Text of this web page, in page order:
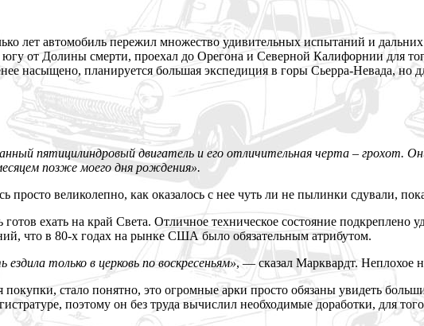
лет автомобиль пережил множество удивительных испытаний и
от Долины смерти, проехал до Орегона и Северной Калифорнии для
насыщено, планируется большая экспедиция в горы Сьерра-Невада, но
пятицилиндровый двигатель и его отличительная черта – грохот.
позже моего дня рождения».
великолепно, как оказалось с нее чуть ли не пылинки сдували,
ехать на край Света. Отличное техническое состояние
что в 80-х годах на рынке США было обязательным атрибутом.
только в церковь по воскресеньям», — сказал Марквардт. Неплохое
стало понятно, это огромные арки просто обязаны увидеть
поэтому он без труда вычислил необходимые доработки, для того